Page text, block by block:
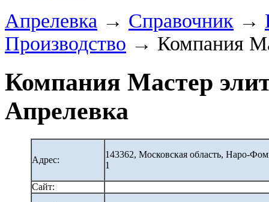
Апрелевка → Справочник →
Производство → Компания
Компания Мастер
Апрелевка
Адрес:
143362, Московская область, Наро-
1
Сайт: